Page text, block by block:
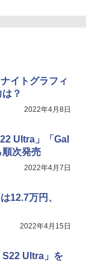
イトグラフィ
？
2022年4月8日
Ultra」「Gal
次発売
2022年4月7日
12.7万円、
2022年4月15日
Ultra」を